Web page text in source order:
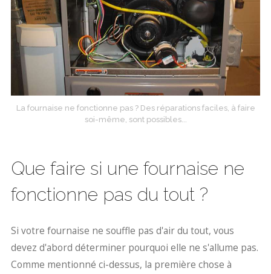
La fournaise ne fonctionne pas ? Des réparations faciles, à faire
soi-même, sont possibles...
Que faire si une fournaise ne
fonctionne pas du tout ?
Si votre fournaise ne souffle pas d'air du tout, vous
devez d'abord déterminer pourquoi elle ne s'allume pas.
Comme mentionné ci-dessus, la première chose à